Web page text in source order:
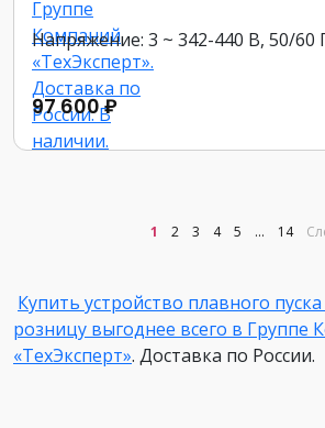
Напряжение: 3 ~ 342-440 В, 50/60
97 600 ₽
1 2 3 4 5 ... 14
Купить устройство плавного
розницу выгоднее всего в Группе
«ТехЭксперт». Доставка по России.